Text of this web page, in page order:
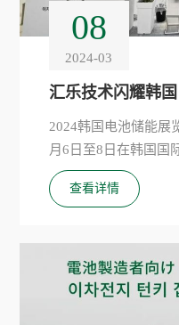
其它行业
除尘耗材及部件
售后服务支持
08
2024-03
2024韩国电池储能展
月6日至8日在韩国国
行，汇乐技术（以下
全球的电池品牌、设
查看详情